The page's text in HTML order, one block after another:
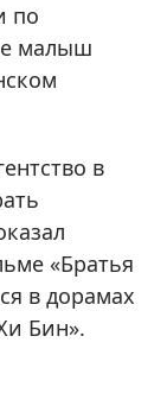
по
малыш
в
«Братья
в дорамах
Бин».